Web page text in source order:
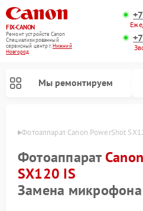
FIX-CANON
Ремонт устройств Canon
Специализированный
cервисный центр г.Нижний
Новгород
Мы ремонтируем
Фотоаппарат Canon PowerShot
Фотоаппарат
SX120 IS
Замена микрофона